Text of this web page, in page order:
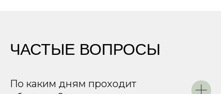
ЧАСТЫЕ ВОПРОСЫ
По каким дням проходит